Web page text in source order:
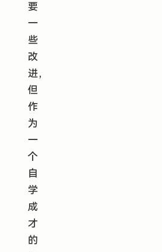
要
一
些
改
进，
但
作
为
一
个
自
学
成
才
的